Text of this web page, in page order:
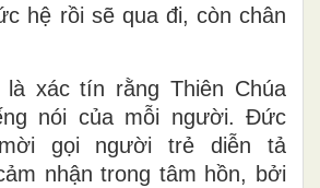
hệ rồi sẽ qua đi, còn chân
xác tín rằng Thiên Chúa
nói của mỗi người. Đức
gọi người trẻ diễn tả
nhận trong tâm hồn, bởi